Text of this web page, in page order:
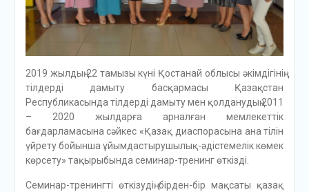
2019 жылдың 22 тамызы күні Қостанай облысы әкімдігінің
тілдерді дамыту басқармасы Қазақстан
Республикасында тілдерді дамыту мен қолданудың 2011
– 2020 жылдарға арналған мемлекеттік
бағдарламасына сәйкес «Қазақ диаспорасына ана тілін
үйрету бойынша ұйымдастырушылық-әдістемелік көмек
көрсету» тақырыбында семинар-тренинг өткізді.
Семинар-тренингті өткізудің бірден-бір мақсаты қазақ